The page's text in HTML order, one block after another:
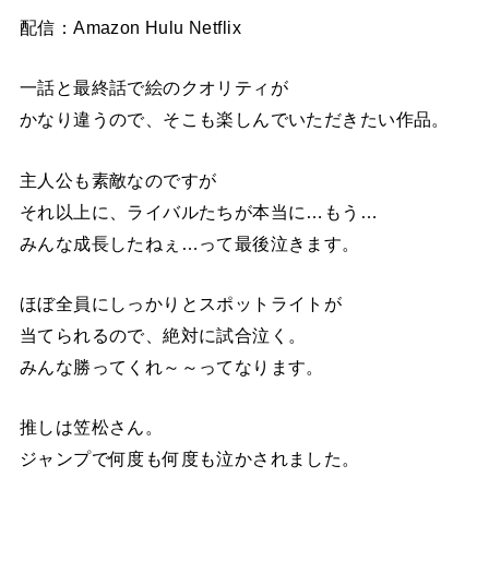
配信：Amazon Hulu Netflix
一話と最終話で絵のクオリティが
かなり違うので、そこも楽しんでいただきたい作品。
主人公も素敵なのですが
それ以上に、ライバルたちが本当に…もう…
みんな成長したねぇ…って最後泣きます。
ほぼ全員にしっかりとスポットライトが
当てられるので、絶対に試合泣く。
みんな勝ってくれ～～ってなります。
推しは笠松さん。
ジャンプで何度も何度も泣かされました。